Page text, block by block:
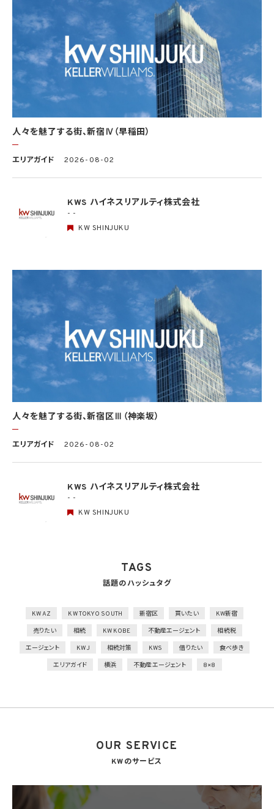
を学術研究目的で取得する必要があるとき（当該要配慮個人情報を取得する目的の一
部が学術研究目的である場合を含み、個人の権利利益を不当に侵害するおそれがある
場合を除きます。）（当該個人情報取扱事業者と当該学術研究機関等が共同して学術研
究を行う場合に限ります。）
(3) 当該要配慮個人情報が、本人、国の機関、地方公共団体、学術研究機関等、個人情報
保護法第57条第1項各号に掲げる者その他個人情報保護委員会規則で定める者により
公開されている場合
(4) 本人を目視し、又は撮影することにより、その外形上明らかな要配慮個人情報を取得
する場合
(5) 第三者から要配慮個人情報の提供を受ける場合であって、当該第三者による当該提
供が第8.1項各号のいずれかに該当するとき
5.3 当社は、第三者から個人情報の提供を受けるに際しては、個人情報保護委員会規則
該個人情報の提供が第4.1項各号のいずれかに該当する場合又は第8.1項各号のいずれ
(2) 当該第三者による当該個人情報の取得の経緯
6. 個人情報の安全管理
当社は、個人情報の紛失、破壊、改ざん及び漏洩などのリスクに対して、個人情報の安全
全管理が図られるよう、必要かつ適切な監督を行います。当社の保有個人データに関す
る具体的な安全管理措置の内容は、以下のとおりです。
基本方針の策定
個人データの適正な取扱いの確保のため、「関係法令・ガイドライン等の遵守」、「質問及
び苦情処理の窓口」等についての基本方針として、本プライバシーポリシーを策定
個人データの取扱いに係る規律の整備
取得、利用、保存、提供、削除・廃棄等の段階ごとに、取扱方法、責任者・担当者及びその
任務等について個人データの取扱規程を策定
組織的安全管理措置
1）個人データの取扱いに関する責任者を設置するとともに、個人データを取り扱う従業
者及び当該従業者が取り扱う個人データの範囲を明確化し、法や取扱規程に違反してい
部の者による監査を実施
1）個人データの取扱いに関する留意事項について、従業者に定期的な研修を実施
2）個人データについての秘密保持に関する事項を就業規則に記載
物理的安全管理措置
合、容易に個人データが判明しないよう措置を実施
2）個人データを取り扱う情報システムを外部からの不正アクセス又は不正ソフトウェア
外的環境の把握
全管理措置を実施
8.1 当社は、第4.1項各号のいずれかに該当する場合を除くほか、あらかじめ本人の同意を
(1) 利用目的の達成に必要な範囲内において個人情報の取扱いの全部又は一部を委託
することに伴って個人情報を提供する場合
人々を魅了する街、新宿Ⅳ（早稲田）
エリアガイド 2026-08-02
KWS ハイネスリアルティ株式会社
- -
KW SHINJUKU
人々を魅了する街、新宿区Ⅲ（神楽坂）
エリアガイド 2026-08-02
KWS ハイネスリアルティ株式会社
- -
KW SHINJUKU
TAGS
話題のハッシュタグ
KW AZ KW TOKYO SOUTH 新宿区 買いたい KW新宿
売りたい 相続 KW KOBE 不動産エージェント 相続税
エージェント KWJ 相続対策 KWS 借りたい 食べ歩き
エリアガイド 横浜 不動産エージェント 8×8
OUR SERVICE
KWのサービス